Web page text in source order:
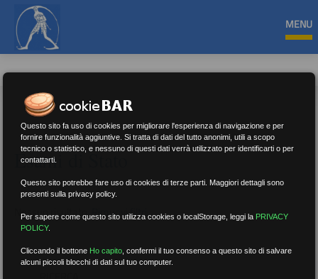
MENU
Esami di Stato
Nessun risultato.Rimuovi filtri
Questo sito fa uso di cookies per migliorare l'esperienza di navigazione e per
fornire funzionalità aggiuntive. Si tratta di dati del tutto anonimi, utili a scopo
tecnico o statistico, e nessuno di questi dati verrà utilizzato per identificarti o per
contattarti.
Questo sito potrebbe fare uso di cookies di terze parti. Maggiori dettagli sono
presenti sulla privacy policy.
Per sapere come questo sito utilizza cookies o localStorage, leggi la PRIVACY
POLICY.
Cliccando il bottone Ho capito ,confermi il tuo consenso a questo sito di salvare
alcuni piccoli blocchi di dati sul tuo computer.